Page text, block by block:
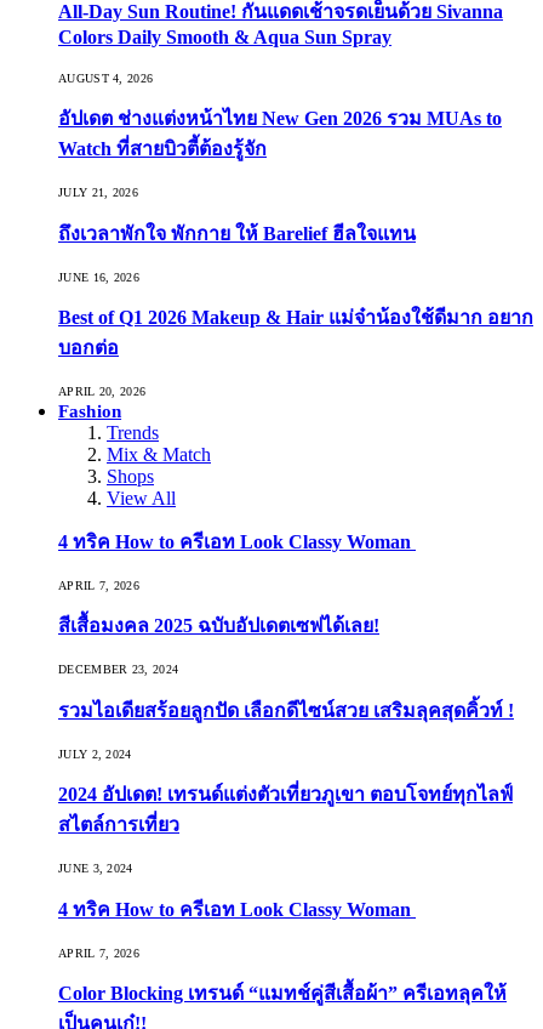
All-Day Sun Routine! กันแดดเช้าจรดเย็นด้วย Sivanna
Colors Daily Smooth & Aqua Sun Spray
AUGUST 4, 2026
อัปเดต ช่างแต่งหน้าไทย New Gen 2026 รวม MUAs to
Watch ที่สายบิวตี้ต้องรู้จัก
JULY 21, 2026
ถึงเวลาพักใจ พักกาย ให้ Barelief ฮีลใจแทน
JUNE 16, 2026
Best of Q1 2026 Makeup & Hair แม่จ๋าน้องใช้ดีมาก อยาก
บอกต่อ
APRIL 20, 2026
Fashion
Trends
Mix & Match
Shops
View All
4 ทริค How to ครีเอท Look Classy Woman
APRIL 7, 2026
สีเสื้อมงคล 2025 ฉบับอัปเดตเซฟได้เลย!
DECEMBER 23, 2024
รวมไอเดียสร้อยลูกปัด เลือกดีไซน์สวย เสริมลุคสุดคิ้วท์ !
JULY 2, 2024
2024 อัปเดต! เทรนด์แต่งตัวเที่ยวภูเขา ตอบโจทย์ทุกไลฟ์
สไตล์การเที่ยว
JUNE 3, 2024
4 ทริค How to ครีเอท Look Classy Woman
APRIL 7, 2026
Color Blocking เทรนด์ “แมทช์คู่สีเสื้อผ้า” ครีเอทลุคให้
เป็นคนเก๋!!